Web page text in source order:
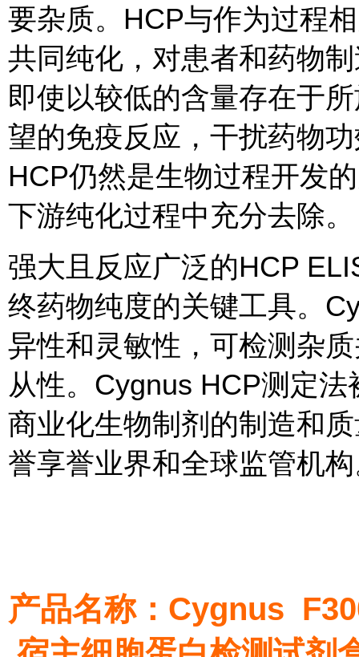
要杂质。HCP与作为过程
共同纯化，对患者和药物
即使以较低的含量存在于
望的免疫反应，干扰药物
HCP仍然是生物过程开发
下游纯化过程中充分去除。
强大且反应广泛的HCP
终药物纯度的关键工具。
异性和灵敏性，可检测杂
从性。Cygnus HCP测定
商业化生物制剂的制造和
誉享誉业界和全球监管机
产品名称：Cygnus